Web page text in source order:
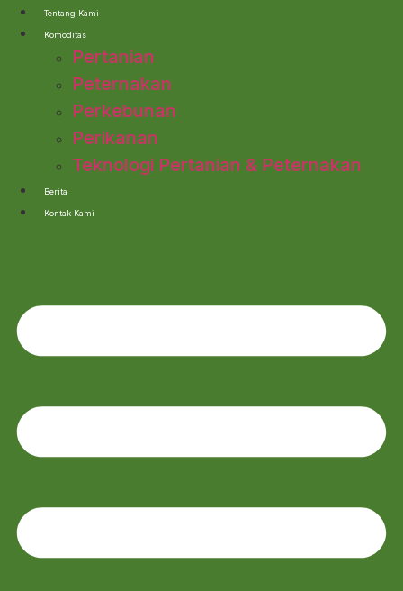
LewatiTentang Kami
Komoditas
Pertanian
Peternakan
Perkebunan
Perikanan
Teknologi Pertanian & Peternakan
Berita
Kontak Kami